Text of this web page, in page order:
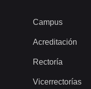
Campus
Acreditación
Rectoría
Vicerrectorías